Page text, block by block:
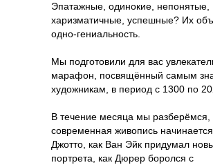
Эпатажные, одинокие, непонятые,
харизматичные, успешные? Их
одно-гениальность.
Мы подготовили для вас
марафон, посвящённый самым
художникам, в период с 1300 по
В течение месяца мы разберёмся,
современная живопись
Джотто, как Ван Эйк придумал
портрета, как Дюрер боролся с